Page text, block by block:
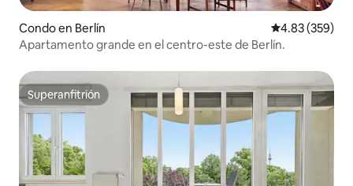
Condo en Berlín Calificación
4.83 (359)
Apartamento grande en el centro-este de Berlín.
Superanfitrión
Superanfitrión